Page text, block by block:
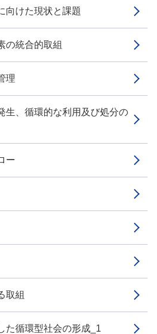
けた現状と課題
統合的取組
理
、循環的な利用及び処分の
ー
取組
循環型社会の形成_1